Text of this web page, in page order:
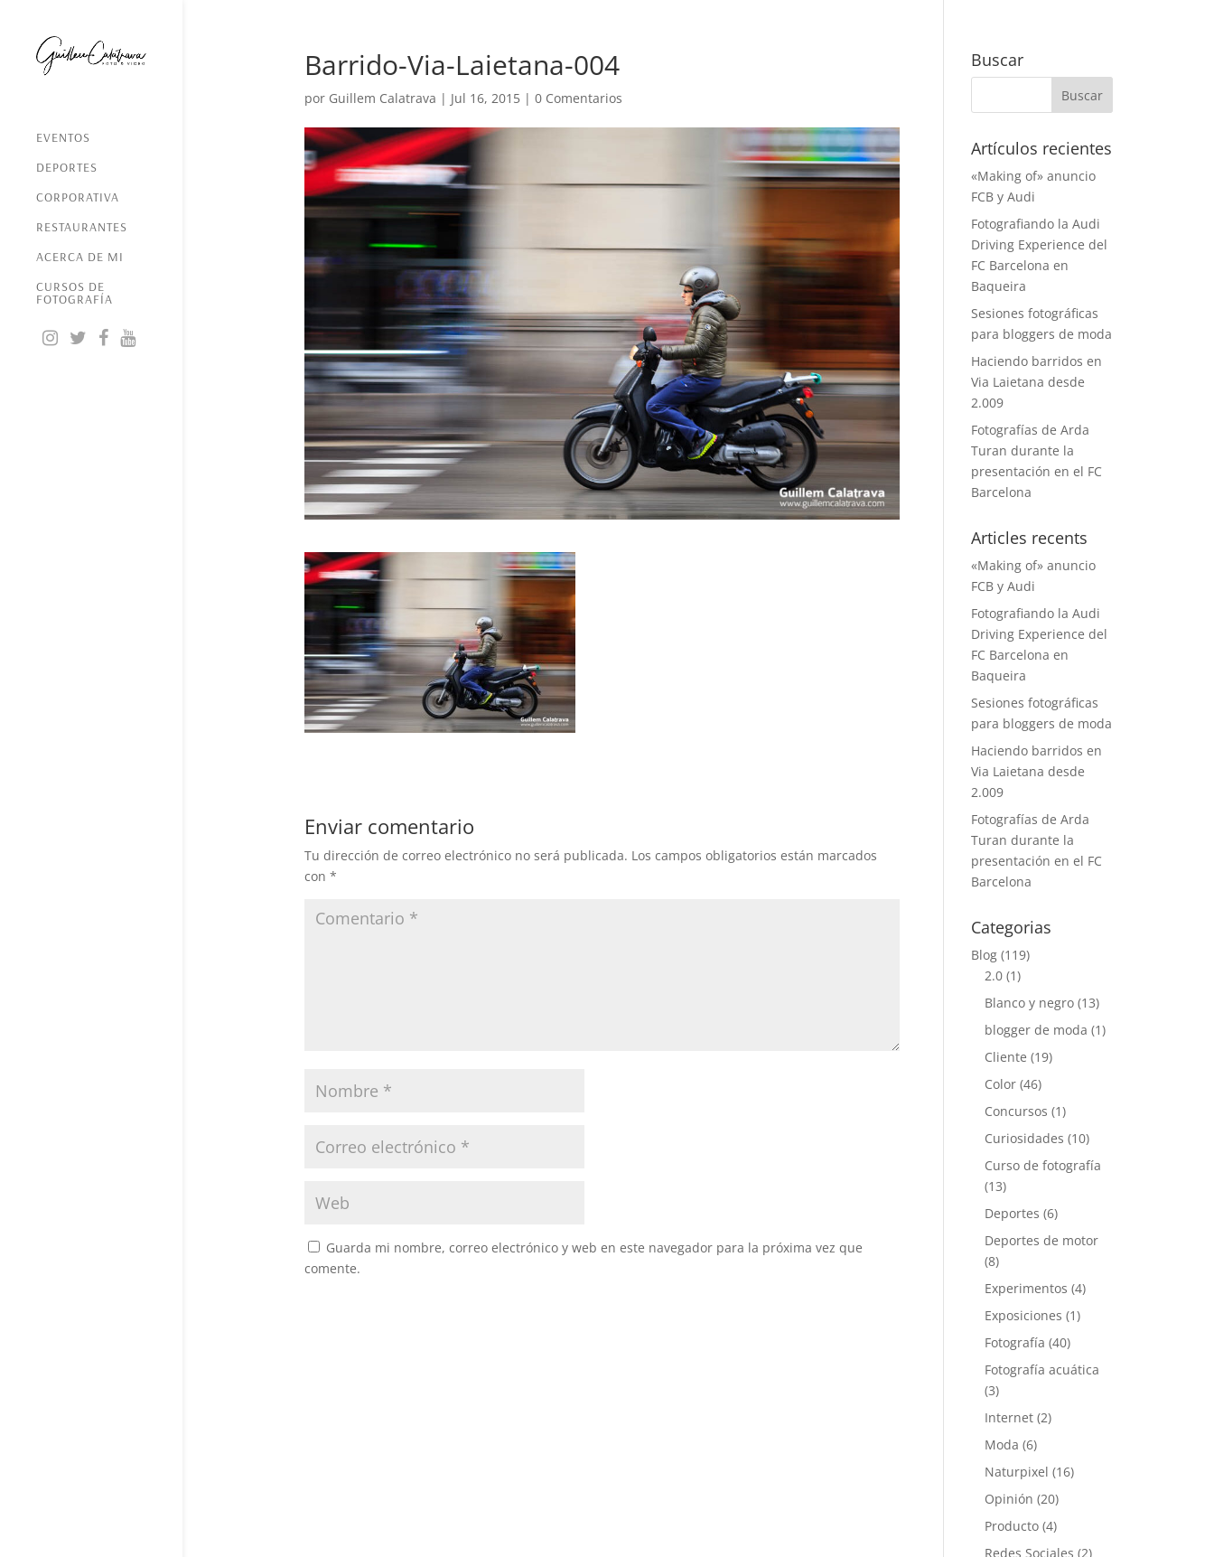
EVENTOS
DEPORTES
CORPORATIVA
RESTAURANTES
ACERCA DE MI
CURSOS DE
FOTOGRAFÍA
Barrido-Via-Laietana-004
por Guillem Calatrava | Jul 16, 2015| 0 Comentarios
Enviar comentario
Tu dirección de correo electrónico no será publicada. Los campos obligatorios están marcados
con *
Guarda mi nombre, correo electrónico y web en este navegador para la próxima vez que
comente.
Buscar
Artículos recientes
«Making of» anuncio
FCB y Audi
Fotografiando la Audi
Driving Experience del
FC Barcelona en
Baqueira
Sesiones fotográficas
para bloggers de moda
Haciendo barridos en
Via Laietana desde
2.009
Fotografías de Arda
Turan durante la
presentación en el FC
Barcelona
Articles recents
«Making of» anuncio
FCB y Audi
Fotografiando la Audi
Driving Experience del
FC Barcelona en
Baqueira
Sesiones fotográficas
para bloggers de moda
Haciendo barridos en
Via Laietana desde
2.009
Fotografías de Arda
Turan durante la
presentación en el FC
Barcelona
Categorias
Blog (119)
2.0 (1)
Blanco y negro (13)
blogger de moda (1)
Cliente (19)
Color (46)
Concursos (1)
Curiosidades (10)
Curso de fotografía
(13)
Deportes (6)
Deportes de motor
(8)
Experimentos (4)
Exposiciones (1)
Fotografía (40)
Fotografía acuática
(3)
Internet (2)
Moda (6)
Naturpixel (16)
Opinión (20)
Producto (4)
Redes Sociales (2)